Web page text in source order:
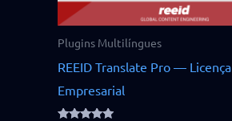
Plugins Multilíngues
REEID Translate Pro — Licença
Empresarial